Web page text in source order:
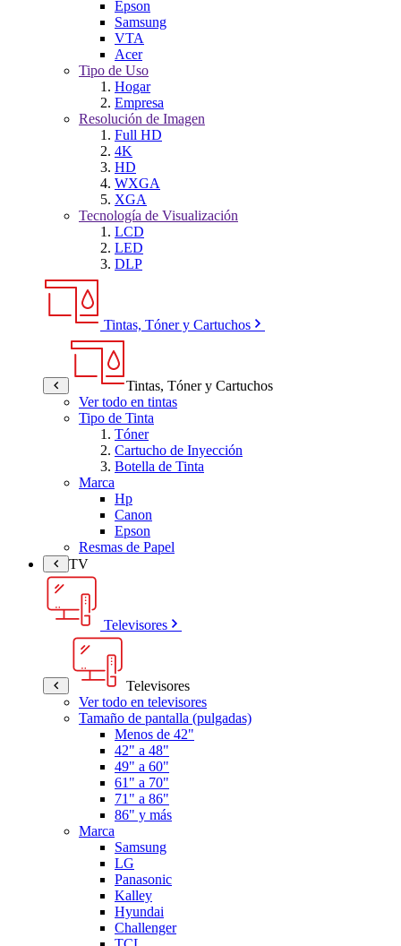
Epson
Samsung
VTA
Acer
Tipo de Uso
Hogar
Empresa
Resolución de Imagen
Full HD
4K
HD
WXGA
XGA
Tecnología de Visualización
LCD
LED
DLP
Tintas, Tóner y Cartuchos
Tintas, Tóner y Cartuchos
Ver todo en tintas
Tipo de Tinta
Tóner
Cartucho de Inyección
Botella de Tinta
Marca
Hp
Canon
Epson
Resmas de Papel
TV
Televisores
Televisores
Ver todo en televisores
Tamaño de pantalla (pulgadas)
Menos de 42"
42" a 48"
49" a 60"
61" a 70"
71" a 86"
86" y más
Marca
Samsung
LG
Panasonic
Kalley
Hyundai
Challenger